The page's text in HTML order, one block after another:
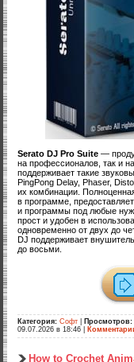
Serato DJ Pro Suite —
на профессионалов, так и
поддерживает такие
PingPong Delay, Phaser,
их комбинации.
в программе,
и программы под любые
прост и удобен в
одновременно от двух до
DJ поддерживает
до восьми.
Категория: Софт Просмотров:
09.07.2026 в 18:46
How to Crochet